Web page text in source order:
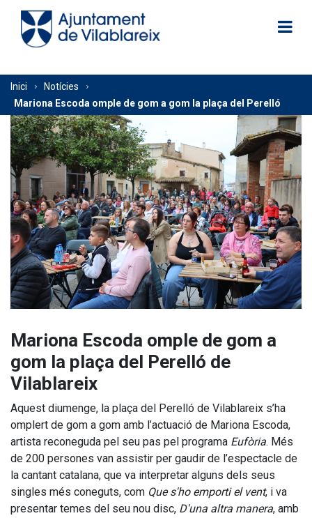
contingut
Fil
d'Ariadna
Inici
Notícies
Mariona Escoda omple de gom a gom la plaça del Perelló
Mariona Escoda omple de gom a
gom la plaça del Perelló de
Vilablareix
Aquest diumenge, la plaça del Perelló de Vilablareix s’ha
omplert de gom a gom amb l’actuació de Mariona Escoda,
artista reconeguda pel seu pas pel programa Eufòria. Més
de 200 persones van assistir per gaudir de l’espectacle de
la cantant catalana, que va interpretar alguns dels seus
singles més coneguts, com Que s'ho emporti el vent, i va
presentar temes del seu nou disc, D'una altra manera, amb